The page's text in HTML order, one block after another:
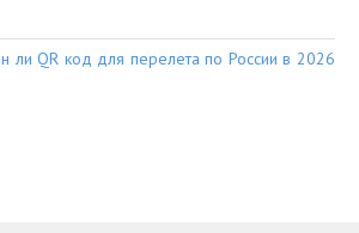
ли QR код для перелета по России в 2026